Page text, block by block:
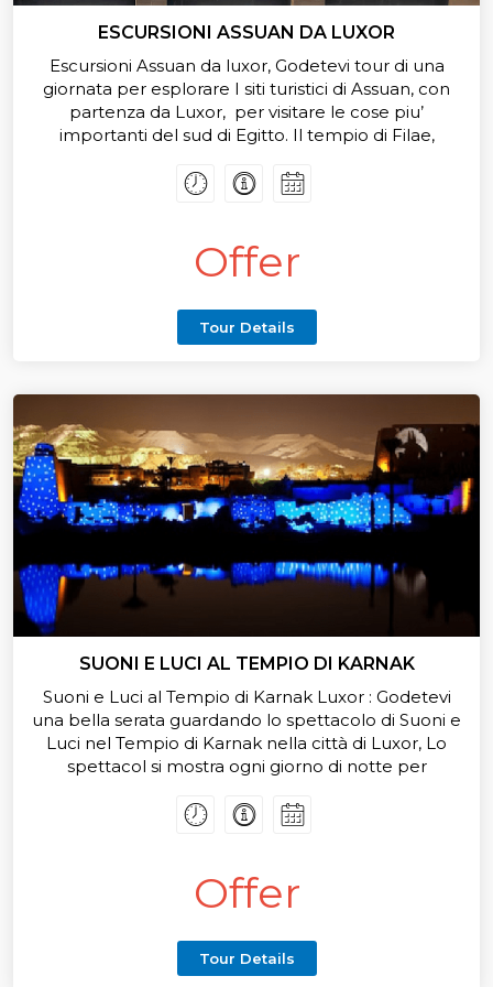
ESCURSIONI ASSUAN DA LUXOR
Escursioni Assuan da luxor, Godetevi tour di una
giornata per esplorare I siti turistici di Assuan, con
partenza da Luxor, per visitare le cose piu’
importanti del sud di Egitto. Il tempio di Filae,
Offer
Tour Details
SUONI E LUCI AL TEMPIO DI KARNAK
Suoni e Luci al Tempio di Karnak Luxor : Godetevi
una bella serata guardando lo spettacolo di Suoni e
Luci nel Tempio di Karnak nella città di Luxor, Lo
spettacol si mostra ogni giorno di notte per
Offer
Tour Details